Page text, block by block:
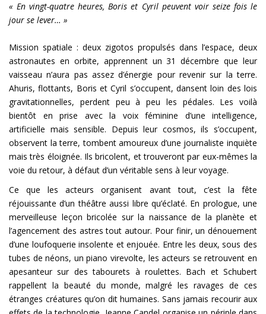
« En vingt-quatre heures, Boris et Cyril peuvent voir seize fois le
jour se lever… »
Mission spatiale : deux zigotos propulsés dans l’espace, deux
astronautes en orbite, apprennent un 31 décembre que leur
vaisseau n’aura pas assez d’énergie pour revenir sur la terre.
Ahuris, flottants, Boris et Cyril s’occupent, dansent loin des lois
gravitationnelles, perdent peu à peu les pédales. Les voilà
bientôt en prise avec la voix féminine d’une intelligence,
artificielle mais sensible. Depuis leur cosmos, ils s’occupent,
observent la terre, tombent amoureux d’une journaliste inquiète
mais très éloignée. Ils bricolent, et trouveront par eux-mêmes la
voie du retour, à défaut d’un véritable sens à leur voyage.
Ce que les acteurs organisent avant tout, c’est la fête
réjouissante d’un théâtre aussi libre qu’éclaté. En prologue, une
merveilleuse leçon bricolée sur la naissance de la planète et
l’agencement des astres tout autour. Pour finir, un dénouement
d’une loufoquerie insolente et enjouée. Entre les deux, sous des
tubes de néons, un piano virevolte, les acteurs se retrouvent en
apesanteur sur des tabourets à roulettes. Bach et Schubert
rappellent la beauté du monde, malgré les ravages de ces
étranges créatures qu’on dit humaines. Sans jamais recourir aux